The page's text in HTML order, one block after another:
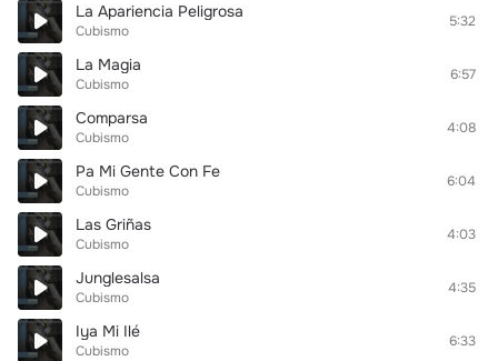
La Apariencia Peligrosa
Cubismo
5:32
La Magia
Cubismo
6:57
Comparsa
Cubismo
4:08
Pa Mi Gente Con Fe
Cubismo
6:04
Las Griñas
Cubismo
4:03
Junglesalsa
Cubismo
4:35
Iya Mi Ilé
Cubismo
6:33